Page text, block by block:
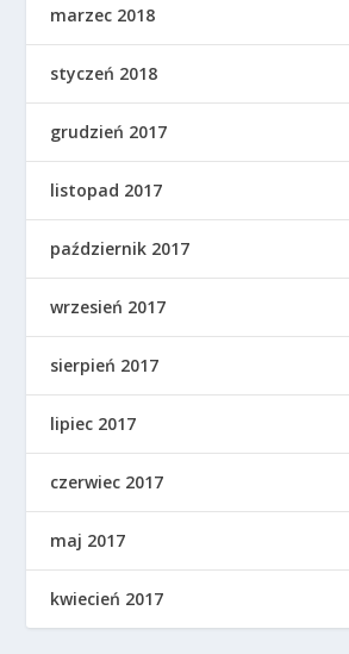
marzec 2018
styczeń 2018
grudzień 2017
listopad 2017
październik 2017
wrzesień 2017
sierpień 2017
lipiec 2017
czerwiec 2017
maj 2017
kwiecień 2017